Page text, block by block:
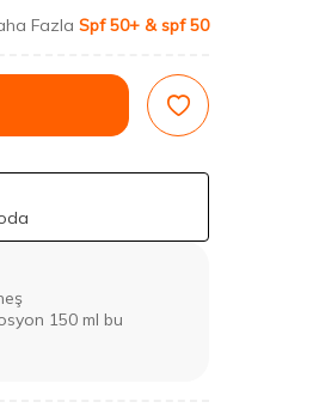
Fazla Spf 50+ & spf 50
150 ml bu